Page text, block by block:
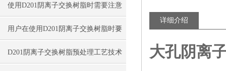
相应解决方法
使用D201阴离子交换树脂时需要注意
的事项分享
用户在使用D201阴离子交换树脂时要
对其特性适当了解
D201阴离子交换树脂预处理工艺技术
详细介绍
大孔阴离